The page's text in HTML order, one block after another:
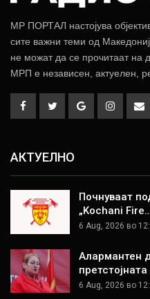
МР ПОРТАЛ настојува
сите важни теми од
не можат да се прочитаат на
МРП е независен, актуелен,
АКТУЕЛНО
Почнуваат
„Kochani
6 Aug, 2026 во
Алармантен
6 Aug, 2026 во